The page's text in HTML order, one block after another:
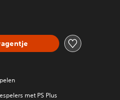
met PS Plus